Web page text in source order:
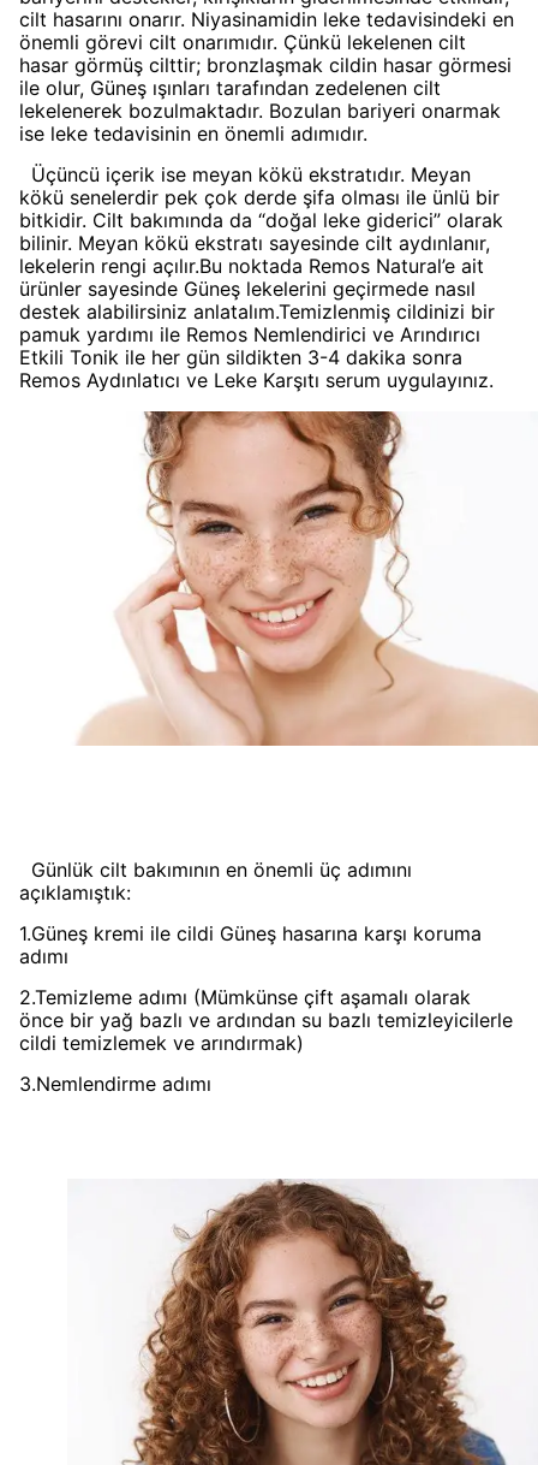
cilt hasarını onarır. Niyasinamidin leke tedavisindeki en
önemli görevi cilt onarımıdır. Çünkü lekelenen cilt
hasar görmüş cilttir; bronzlaşmak cildin hasar görmesi
ile olur, Güneş ışınları tarafından zedelenen cilt
lekelenerek bozulmaktadır. Bozulan bariyeri onarmak
ise leke tedavisinin en önemli adımıdır.
Üçüncü içerik ise meyan kökü ekstratıdır. Meyan
kökü senelerdir pek çok derde şifa olması ile ünlü bir
bitkidir. Cilt bakımında da “doğal leke giderici” olarak
bilinir. Meyan kökü ekstratı sayesinde cilt aydınlanır,
lekelerin rengi açılır.Bu noktada Remos Natural’e ait
ürünler sayesinde Güneş lekelerini geçirmede nasıl
destek alabilirsiniz anlatalım.Temizlenmiş cildinizi bir
pamuk yardımı ile Remos Nemlendirici ve Arındırıcı
Etkili Tonik ile her gün sildikten 3-4 dakika sonra
Remos Aydınlatıcı ve Leke Karşıtı serum uygulayınız.
Günlük cilt bakımının en önemli üç adımını
açıklamıştık:
1.Güneş kremi ile cildi Güneş hasarına karşı koruma
adımı
2.Temizleme adımı (Mümkünse çift aşamalı olarak
önce bir yağ bazlı ve ardından su bazlı temizleyicilerle
cildi temizlemek ve arındırmak)
3.Nemlendirme adımı